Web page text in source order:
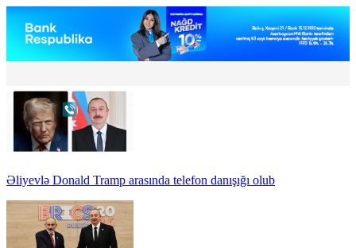
Əliyevlə Donald Tramp arasında telefon danışığı olub